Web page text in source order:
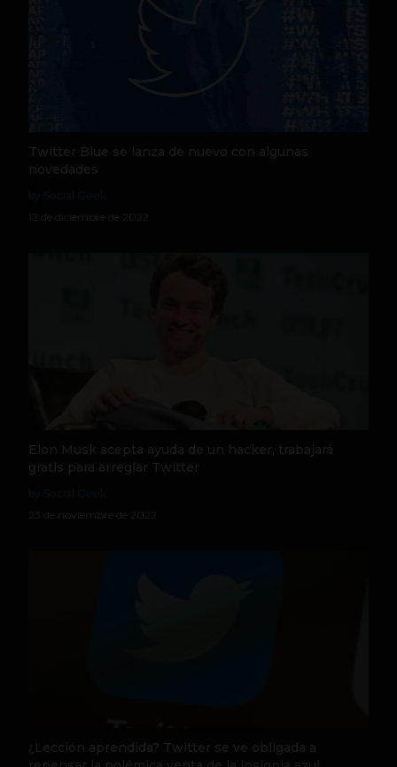
Twitter Blue se lanza de nuevo con algunas
novedades
12 de diciembre de 2022
Elon Musk acepta ayuda de un hacker, trabajará
gratis para arreglar Twitter
23 de noviembre de 2022
¿Lección aprendida? Twitter se ve obligada a